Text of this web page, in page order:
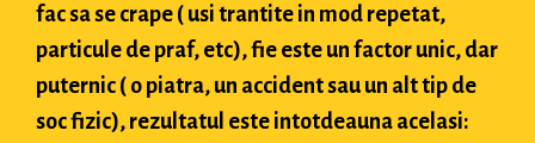
fac sa se crape ( usi trantite in mod repetat,
particule de praf, etc), fie este un factor unic, dar
puternic ( o piatra, un accident sau un alt tip de
soc fizic), rezultatul este intotdeauna acelasi: